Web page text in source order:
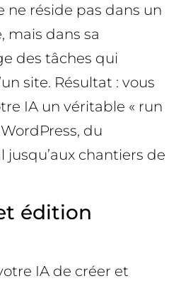
ne réside pas dans un
mais dans sa
des tâches qui
site. Résultat : vous
IA un véritable « run
du
jusqu’aux chantiers de
édition
IA de créer et